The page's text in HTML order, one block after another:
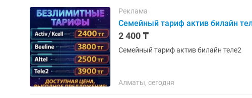
Реклама
Семейный тариф актив билайн
2 400 ₸
Семейный тариф актив билайн теле2
Алматы, сегодня